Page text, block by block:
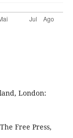
London:
Free Press,